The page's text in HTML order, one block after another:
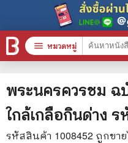
พระนครควรชม ฉ
ใกล้เกลือกินด่าง ร
รหัสสินค้า 1008452 ถูกขา
menu หมวดหมู่
หมว
หนังสือทั้งหมด